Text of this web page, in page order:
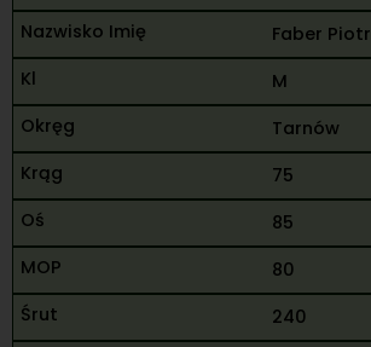
Faber Piotr
M
Tarnów
75
85
80
240